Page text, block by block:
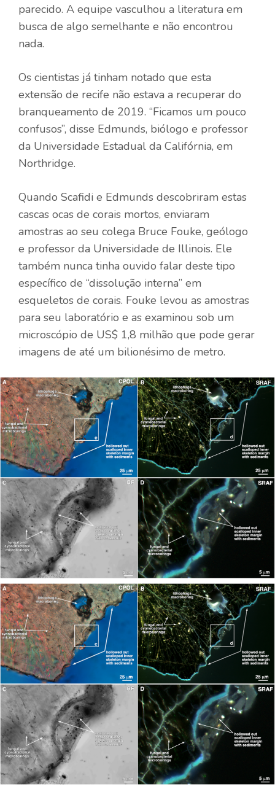
parecido. A equipe vasculhou a literatura em
busca de algo semelhante e não encontrou
nada.
Os cientistas já tinham notado que esta
extensão de recife não estava a recuperar do
branqueamento de 2019. “Ficamos um pouco
confusos”, disse Edmunds, biólogo e professor
da Universidade Estadual da Califórnia, em
Northridge.
Quando Scafidi e Edmunds descobriram estas
cascas ocas de corais mortos, enviaram
amostras ao seu colega Bruce Fouke, geólogo
e professor da Universidade de Illinois. Ele
também nunca tinha ouvido falar deste tipo
específico de “dissolução interna” em
esqueletos de corais. Fouke levou as amostras
para seu laboratório e as examinou sob um
microscópio de US$ 1,8 milhão que pode gerar
imagens de até um bilionésimo de metro.